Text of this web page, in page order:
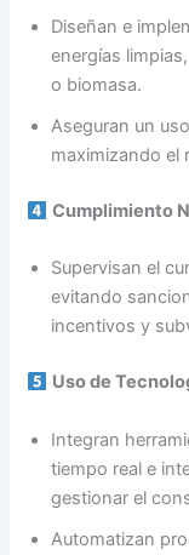
Diseñan e
energías
o biomasa.
Aseguran un
maximizando el
Cumplimiento
Supervisan el
evitando
incentivos y
Uso de
Integran
tiempo real e
gestionar el
Automatizan